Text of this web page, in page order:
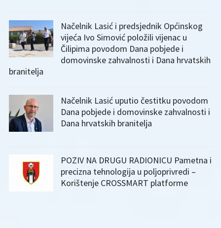
Načelnik Lasić i predsjednik Općinskog
vijeća Ivo Simović položili vijenac u
Čilipima povodom Dana pobjede i
domovinske zahvalnosti i Dana hrvatskih
branitelja
Načelnik Lasić uputio čestitku povodom
Dana pobjede i domovinske zahvalnosti i
Dana hrvatskih branitelja
POZIV NA DRUGU RADIONICU Pametna i
precizna tehnologija u poljoprivredi –
Korištenje CROSSMART platforme